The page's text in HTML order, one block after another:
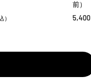
）
前）
5,400